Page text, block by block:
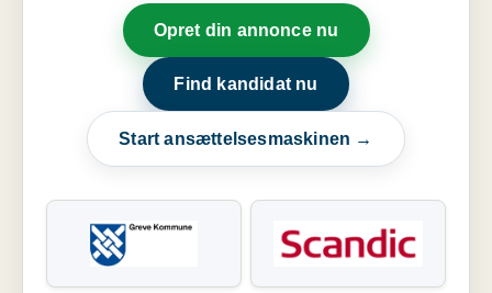
Opret din annonce nu
Find kandidat nu
Start ansættelsesmaskinen →